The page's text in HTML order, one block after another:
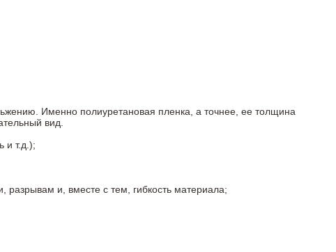
Именно полиуретановая пленка, а точнее, ее толщина
вид.
и т.д.);
и, вместе с тем, гибкость материала;